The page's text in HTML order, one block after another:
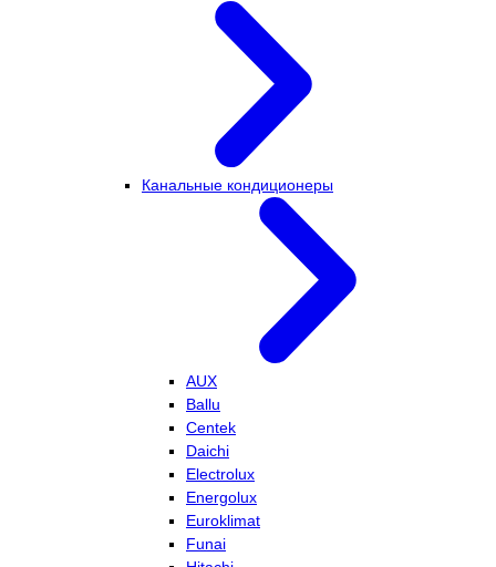
Канальные кондиционеры
AUX
Ballu
Centek
Daichi
Electrolux
Energolux
Euroklimat
Funai